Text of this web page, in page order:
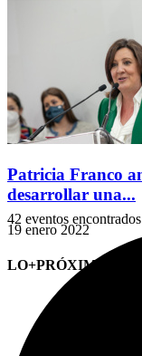
Patricia Franco
desarrollar una...
19 enero 2022
LO+PRÓXIMO
42 eventos